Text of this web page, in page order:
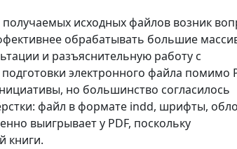
исходных файлов возник
обрабатывать большие
и разъяснительную работу с
электронного файла помимо
но большинство согласилось
файл в формате indd, шрифты,
выигрывает у PDF, поскольку
книги.